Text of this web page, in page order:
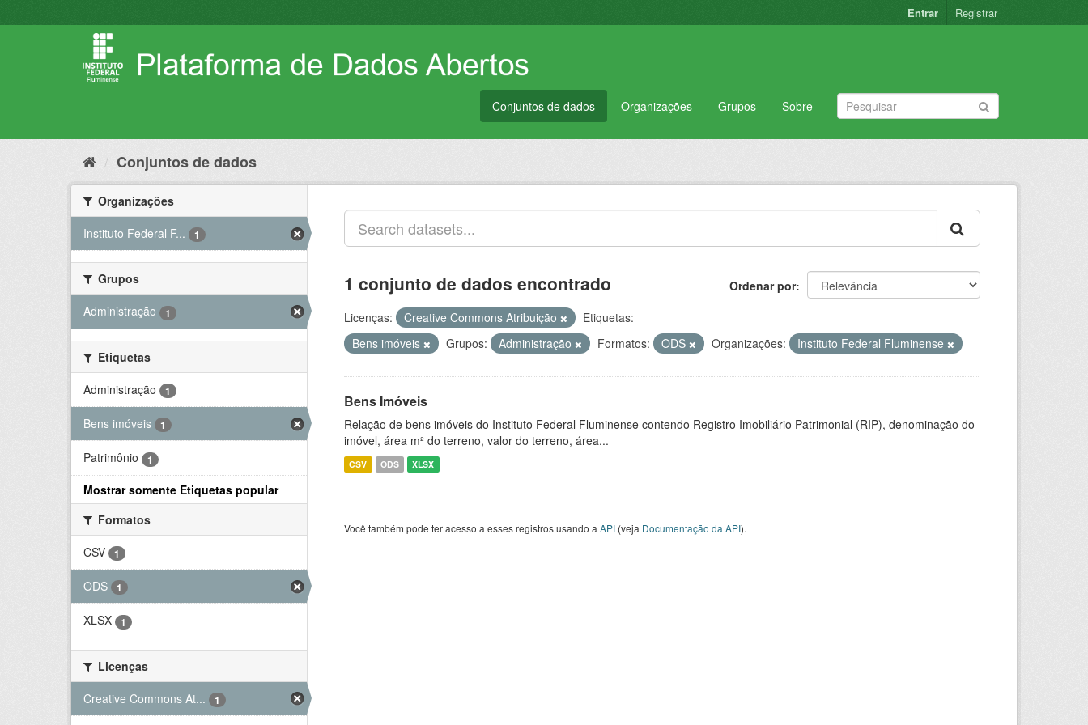
para
Entrar Registrar
Conjuntos de dados Organizações Grupos Sobre
Conjuntos de dados
Organizações
Instituto Federal F...
1
Grupos
Administração
1
Etiquetas
Administração
1
Bens imóveis 1
Patrimônio 1
Mostrar somente Etiquetas popular
Formatos
CSV
1
ODS 1
XLSX 1
Licenças
Creative Commons At...
1
Ordenar por
1 conjunto de dados encontrado
Licenças: Creative Commons Atribuição
Etiquetas:
Bens imóveis
Grupos: Administração Formatos: ODS Organizações: Instituto Federal Fluminense
Bens Imóveis
Relação de bens imóveis do Instituto Federal Fluminense contendo Registro Imobiliário Patrimonial (RIP), denominação do
imóvel, área m² do terreno, valor do terreno, área...
CSV ODS XLSX
Você também pode ter acesso a esses registros usando a API (veja Documentação da API).